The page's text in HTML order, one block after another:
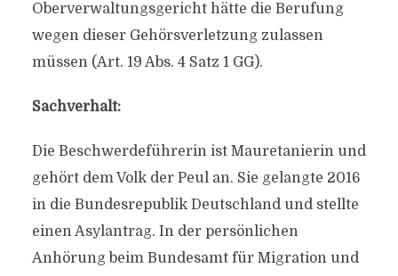
Oberverwaltungsgericht hätte die Berufung
wegen dieser Gehörsverletzung zulassen
müssen (Art. 19 Abs. 4 Satz 1 GG).
Sachverhalt:
Die Beschwerdeführerin ist Mauretanierin und
gehört dem Volk der Peul an. Sie gelangte 2016
in die Bundesrepublik Deutschland und stellte
einen Asylantrag. In der persönlichen
Anhörung beim Bundesamt für Migration und